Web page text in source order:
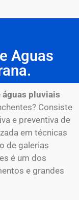
Aguas
águas pluviais
Consiste
e preventiva de
em técnicas
de galerias
é um dos
e grandes